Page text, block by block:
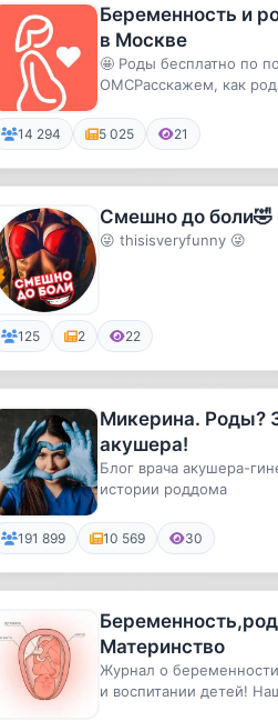
Беременность и
в Москве
🤩 Роды бесплатно по
ОМСРасскажем, как
14 294 5 025 21
Смешно до боли🤣
😜 thisisveryfunny 😜
125 2 22
Микерина. Роды?
акушера!
Блог врача акушера-
истории роддома
191 899 10 569 30
Материнство
Журнал о
и воспитании детей!